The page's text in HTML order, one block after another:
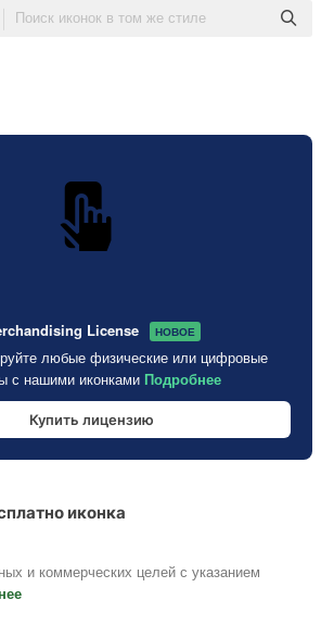
License НОВОЕ
любые физические или цифровые
с нашими иконками Подробнее
Купить лицензию
иконка
и коммерческих целей с указанием